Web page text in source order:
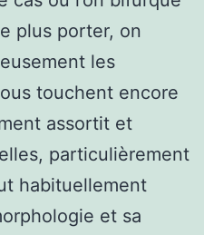
plus porter, on
les
touchent encore
assortit et
particulièrement
habituellement
et sa